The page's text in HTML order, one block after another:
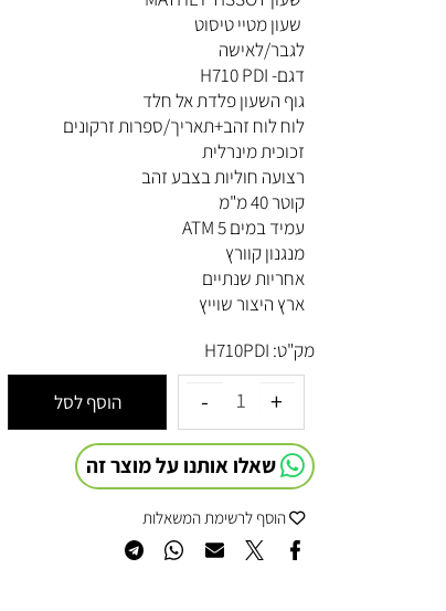
שעון MATHEY TISSOT
שעון מטיי טיסוט
לגבר/לאישה
דגם- H710 PDI
גוף השעון פלדת אל חלד
לוח לוח זהב+תאריך/ספרות זרקונים
זכוכית מינרלית
רצועה חוליות בצבע זהב
קוטר 40 מ"מ
עמיד במים 5 ATM
מנגנון קוורץ
אחריות שנתיים
מק"ט:H710PDI
הוסף לסל
הוסף לרשימת המשאלות